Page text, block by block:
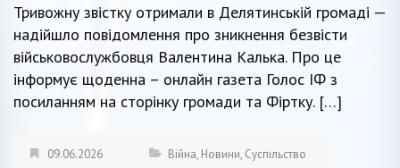
Тривожну звістку отримали в Делятинській громаді —
надійшло повідомлення про зникнення безвісти
військовослужбовця Валентина Калька. Про це
інформує щоденна – онлайн газета Голос ІФ з
посиланням на сторінку громади та Фіртку. […]
09.06.2026 Війна, Новини, Суспільство